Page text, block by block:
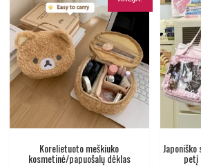
Korelietuoto meškiuko
kosmetinė/papuošalų dėklas petį